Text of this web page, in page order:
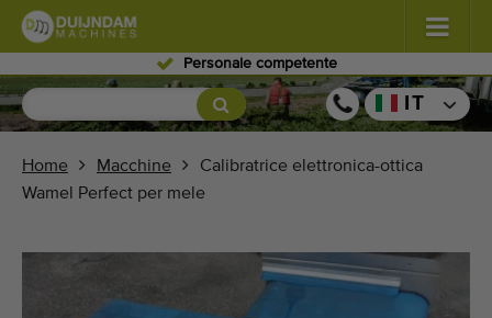
Personale competente
Fiori e piante
Ortaggi in serra (347)
Frutta (333)
Nastri trasportatori (440)
IT
Home Macchine
Calibratrice elettronica-ottica
Wamel Perfect per mele